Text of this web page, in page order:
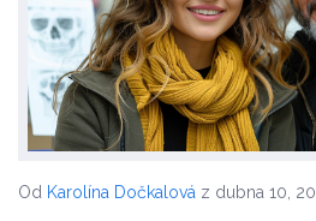
Od Karolína Dočkalová z dubna 10,